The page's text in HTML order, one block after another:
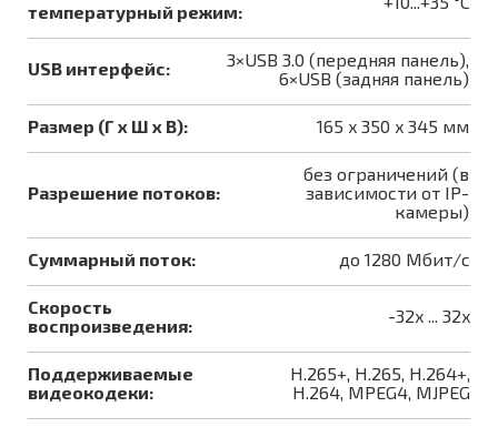
температурный режим:
USB интерфейс:
3×USB 3.0 (передняя панель),
6×USB (задняя панель)
Размер (Г x Ш x B): 165 x 350 x 345 мм
Разрешение потоков:
без ограничений (в
зависимости от IP-
камеры)
Суммарный поток: до 1280 Мбит/с
Скорость
воспроизведения:
-32x ... 32x
Поддерживаемые
видеокодеки:
H.265+, H.265, H.264+,
H.264, MPEG4, MJPEG